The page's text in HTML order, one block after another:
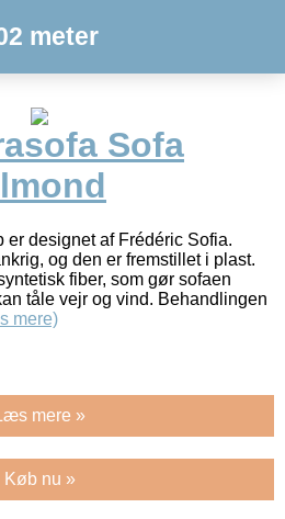
meter
Sofa
er designet af Frédéric Sofia.
og den er fremstillet i plast.
fiber, som gør sofaen
tåle vejr og vind. Behandlingen
mere)
mere »
Køb nu »